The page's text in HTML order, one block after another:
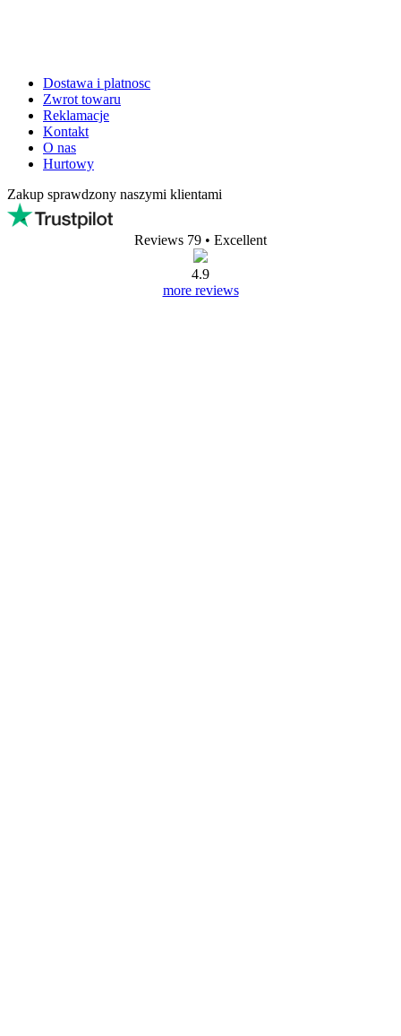
Dostawa i platnosc
Zwrot towaru
Reklamacje
Kontakt
O nas
Hurtowy
Zakup sprawdzony naszymi klientami
Reviews 79 • Excellent
4.9
more reviews